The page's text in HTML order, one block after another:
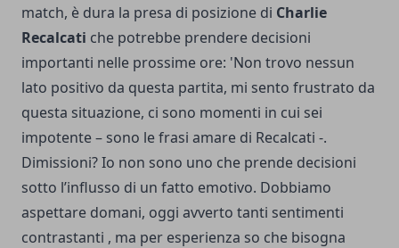
match, è dura la presa di posizione di Charlie
Recalcati che potrebbe prendere decisioni
importanti nelle prossime ore: 'Non trovo nessun
lato positivo da questa partita, mi sento frustrato da
questa situazione, ci sono momenti in cui sei
impotente – sono le frasi amare di Recalcati -.
Dimissioni? Io non sono uno che prende decisioni
sotto l’influsso di un fatto emotivo. Dobbiamo
aspettare domani, oggi avverto tanti sentimenti
contrastanti , ma per esperienza so che bisogna